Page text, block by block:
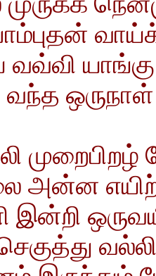
பாம்புதன்
வந்த
முறைபிறழ்
அன்ன
இன்றி